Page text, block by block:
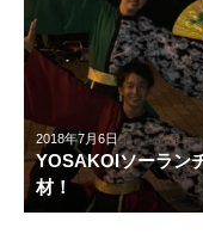
2018年7月6日
YOSAKOIソーラン
材！